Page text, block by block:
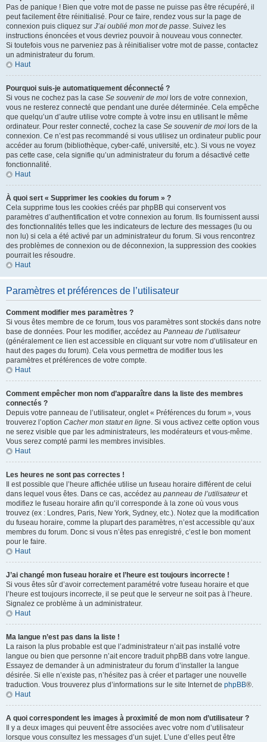
Pas de panique ! Bien que votre mot de passe ne puisse pas être récupéré, il
peut facilement être réinitialisé. Pour ce faire, rendez vous sur la page de
connexion puis cliquez sur J’ai oublié mon mot de passe. Suivez les
instructions énoncées et vous devriez pouvoir à nouveau vous connecter.
Si toutefois vous ne parveniez pas à réinitialiser votre mot de passe, contactez
un administrateur du forum.
Haut
Pourquoi suis-je automatiquement déconnecté ?
Si vous ne cochez pas la case Se souvenir de moi lors de votre connexion,
vous ne resterez connecté que pendant une durée déterminée. Cela empêche
que quelqu’un d’autre utilise votre compte à votre insu en utilisant le même
ordinateur. Pour rester connecté, cochez la case Se souvenir de moi lors de la
connexion. Ce n’est pas recommandé si vous utilisez un ordinateur public pour
accéder au forum (bibliothèque, cyber-café, université, etc.). Si vous ne voyez
pas cette case, cela signifie qu’un administrateur du forum a désactivé cette
fonctionnalité.
Haut
À quoi sert « Supprimer les cookies du forum » ?
Cela supprime tous les cookies créés par phpBB qui conservent vos
paramètres d’authentification et votre connexion au forum. Ils fournissent aussi
des fonctionnalités telles que les indicateurs de lecture des messages (lu ou
non lu) si cela a été activé par un administrateur du forum. Si vous rencontrez
des problèmes de connexion ou de déconnexion, la suppression des cookies
pourrait les résoudre.
Haut
Paramètres et préférences de l’utilisateur
Comment modifier mes paramètres ?
Si vous êtes membre de ce forum, tous vos paramètres sont stockés dans notre
base de données. Pour les modifier, accédez au Panneau de l’utilisateur
(généralement ce lien est accessible en cliquant sur votre nom d’utilisateur en
haut des pages du forum). Cela vous permettra de modifier tous les
paramètres et préférences de votre compte.
Haut
Comment empêcher mon nom d’apparaître dans la liste des membres
connectés ?
Depuis votre panneau de l’utilisateur, onglet « Préférences du forum », vous
trouverez l’option Cacher mon statut en ligne. Si vous activez cette option vous
ne serez visible que par les administrateurs, les modérateurs et vous-même.
Vous serez compté parmi les membres invisibles.
Haut
Les heures ne sont pas correctes !
Il est possible que l’heure affichée utilise un fuseau horaire différent de celui
dans lequel vous êtes. Dans ce cas, accédez au panneau de l’utilisateuret
modifiez le fuseau horaire afin qu’il corresponde à la zone où vous vous
trouvez (ex : Londres, Paris, New York, Sydney, etc.). Notez que la modification
du fuseau horaire, comme la plupart des paramètres, n’est accessible qu’aux
membres du forum. Donc si vous n’êtes pas enregistré, c’est le bon moment
pour le faire.
Haut
J’ai changé mon fuseau horaire et l’heure est toujours incorrecte !
Si vous êtes sûr d’avoir correctement paramétré votre fuseau horaire et que
l’heure est toujours incorrecte, il se peut que le serveur ne soit pas à l’heure.
Signalez ce problème à un administrateur.
Haut
Ma langue n’est pas dans la liste !
La raison la plus probable est que l’administrateur n’ait pas installé votre
langue ou bien que personne n’ait encore traduit phpBB dans votre langue.
Essayez de demander à un administrateur du forum d’installer la langue
désirée. Si elle n’existe pas, n’hésitez pas à créer et partager une nouvelle
traduction. Vous trouverez plus d’informations sur le site Internet de phpBB®.
Haut
A quoi correspondent les images à proximité de mon nom d’utilisateur ?
Il y a deux images qui peuvent être associées avec votre nom d’utilisateur
lorsque vous consultez les messages d’un sujet. L’une d’elles peut être